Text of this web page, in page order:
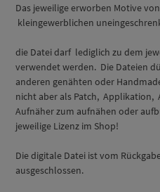
Das jeweilige erworben Motive
kleingewerblichen
die Datei darf lediglich zu dem
verwendet werden. Die Dateien
anderen genähten oder
nicht aber als Patch, Applikation,
Aufnäher zum aufnähen oder
jeweilige Lizenz im Shop!
Die digitale Datei ist vom
ausgeschlossen.